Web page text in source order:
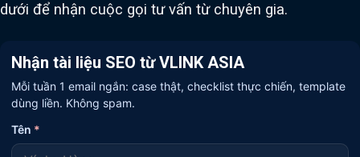
dưới để nhận cuộc gọi tư vấn từ chuyên gia.
Nhận tài liệu SEO từ VLINK ASIA
Mỗi tuần 1 email ngắn: case thật, checklist thực chiến, template
dùng liền. Không spam.
Tên *